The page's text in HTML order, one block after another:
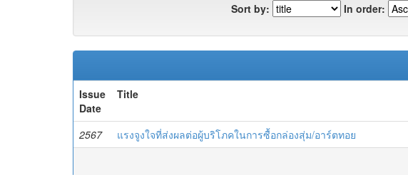
Sort by: In order:
Issue
Date
Title
2567 แรงจูงใจที่ส่งผลต่อผู้บริโภคในการซื้อกล่องสุ่ม/อาร์ตทอย